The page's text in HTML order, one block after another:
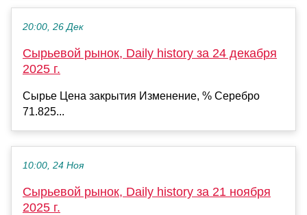
20:00, 26 Дек
Сырьевой рынок, Daily history за 24 декабря
2025 г.
Сырье Цена закрытия Изменение, % Серебро
71.825...
10:00, 24 Ноя
Сырьевой рынок, Daily history за 21 ноября
2025 г.